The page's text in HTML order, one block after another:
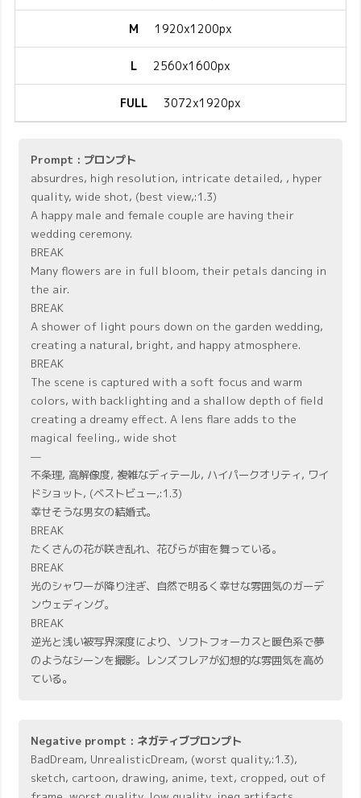
M 1920x1200px
L 2560x1600px
FULL 3072x1920px
Prompt : プロンプト
absurdres, high resolution, intricate detailed, , hyper
quality, wide shot, (best view,:1.3)
A happy male and female couple are having their
wedding ceremony.
BREAK
Many flowers are in full bloom, their petals dancing in
the air.
BREAK
A shower of light pours down on the garden wedding,
creating a natural, bright, and happy atmosphere.
BREAK
The scene is captured with a soft focus and warm
colors, with backlighting and a shallow depth of field
creating a dreamy effect. A lens flare adds to the
magical feeling., wide shot
—
不条理, 高解像度, 複雑なディテール, ハイパークオリティ, ワイ
ドショット, (ベストビュー,:1.3)
幸せそうな男女の結婚式。
BREAK
たくさんの花が咲き乱れ、花びらが宙を舞っている。
BREAK
光のシャワーが降り注ぎ、自然で明るく幸せな雰囲気のガーデ
ンウェディング。
BREAK
逆光と浅い被写界深度により、ソフトフォーカスと暖色系で夢
のようなシーンを撮影。レンズフレアが幻想的な雰囲気を高め
ている。
Negative prompt : ネガティブプロンプト
BadDream, UnrealisticDream, (worst quality,:1.3),
sketch, cartoon, drawing, anime, text, cropped, out of